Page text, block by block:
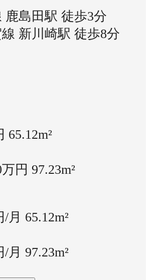
鹿島田駅 徒歩3分
新川崎駅 徒歩8分
65.12m²
円 97.23m²
/月 65.12m²
/月 97.23m²